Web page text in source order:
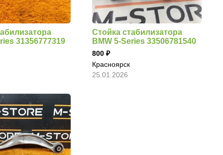
31356777319
Стойка стабилизатора
BMW 5-Series 33506781540
800
Красноярск
25.01.2026